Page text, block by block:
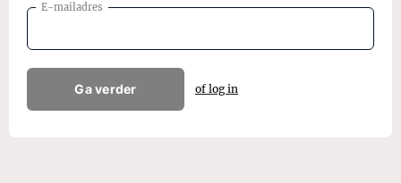
E-mailadres
Ga verder of log in